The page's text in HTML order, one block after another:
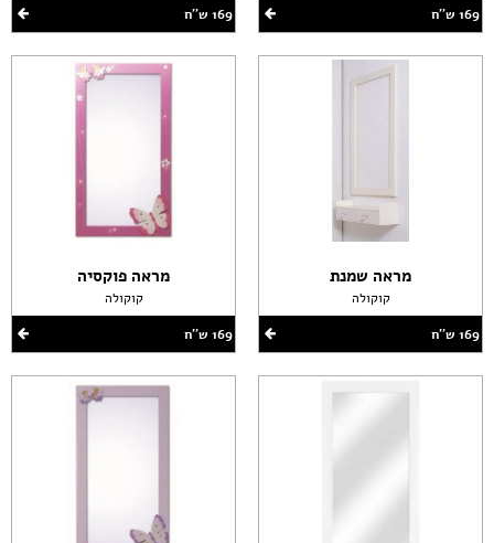
169 ש''ח
מראה שמנת
קוקולה
169 ש''ח
169 ש''ח
מראה פוקסיה
קוקולה
169 ש''ח